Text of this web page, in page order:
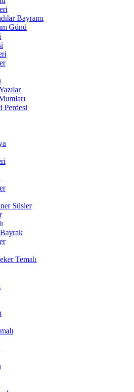
Bayramı
Günü
Perdesi
Süsler
Temalı